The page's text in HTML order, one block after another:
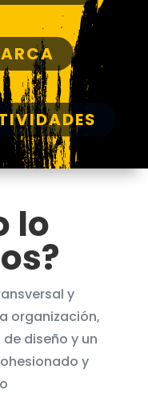
lo
y
organización,
diseño y un
y